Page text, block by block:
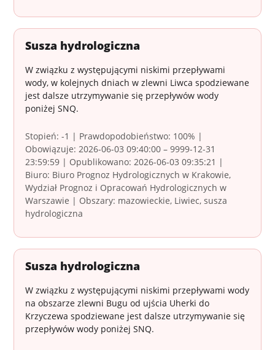
Susza hydrologiczna
W związku z występującymi niskimi przepływami
wody, w kolejnych dniach w zlewni Liwca spodziewane
jest dalsze utrzymywanie się przepływów wody
poniżej SNQ.
Stopień: -1 | Prawdopodobieństwo: 100% |
Obowiązuje: 2026-06-03 09:40:00 – 9999-12-31
23:59:59 | Opublikowano: 2026-06-03 09:35:21 |
Biuro: Biuro Prognoz Hydrologicznych w Krakowie,
Wydział Prognoz i Opracowań Hydrologicznych w
Warszawie | Obszary: mazowieckie, Liwiec, susza
hydrologiczna
Susza hydrologiczna
W związku z występującymi niskimi przepływami wody
na obszarze zlewni Bugu od ujścia Uherki do
Krzyczewa spodziewane jest dalsze utrzymywanie się
przepływów wody poniżej SNQ.